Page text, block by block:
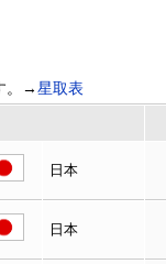
。→星取表
日本
日本